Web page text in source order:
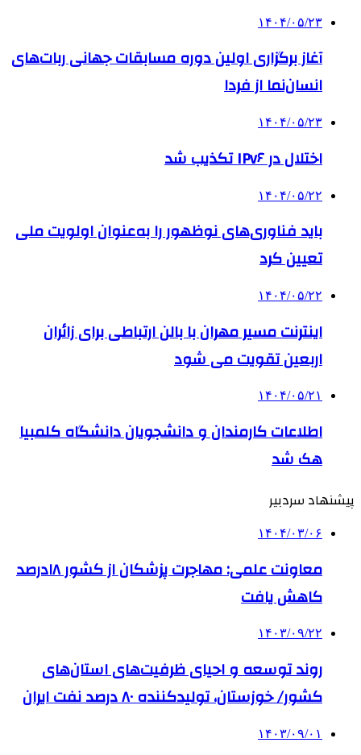
۱۴۰۴/۰۵/۲۳
آغاز برگزاری اولین دوره مسابقات جهانی ربات‌های
انسان‌نما از فردا
۱۴۰۴/۰۵/۲۳
اختلال در IPv۶ تکذیب شد
۱۴۰۴/۰۵/۲۲
باید فناوری‌های نوظهور را به‌عنوان اولویت ملی
تعیین کرد
۱۴۰۴/۰۵/۲۲
اینترنت مسیر مهران با بالن ارتباطی برای زائران
اربعین تقویت می شود
۱۴۰۴/۰۵/۲۱
اطلاعات کارمندان و دانشجویان دانشگاه کلمبیا
هک شد
پیشنهاد سردبیر
۱۴۰۴/۰۳/۰۶
معاونت علمی: مهاجرت پزشکان از کشور ۱۸درصد
کاهش یافت
۱۴۰۳/۰۹/۲۲
روند توسعه و احیای ظرفیت‌های استان‌های
کشور/ خوزستان، تولیدکننده ۸۰ درصد نفت ایران
۱۴۰۳/۰۹/۰۱